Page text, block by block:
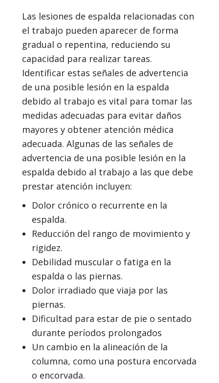
Las lesiones de espalda relacionadas con
el trabajo pueden aparecer de forma
gradual o repentina, reduciendo su
capacidad para realizar tareas.
Identificar estas señales de advertencia
de una posible lesión en la espalda
debido al trabajo es vital para tomar las
medidas adecuadas para evitar daños
mayores y obtener atención médica
adecuada. Algunas de las señales de
advertencia de una posible lesión en la
espalda debido al trabajo a las que debe
prestar atención incluyen:
Dolor crónico o recurrente en la
espalda.
Reducción del rango de movimiento y
rigidez.
Debilidad muscular o fatiga en la
espalda o las piernas.
Dolor irradiado que viaja por las
piernas.
Dificultad para estar de pie o sentado
durante períodos prolongados
Un cambio en la alineación de la
columna, como una postura encorvada
o encorvada.